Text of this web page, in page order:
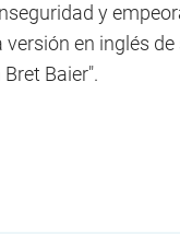
y
en inglés de
Baier".